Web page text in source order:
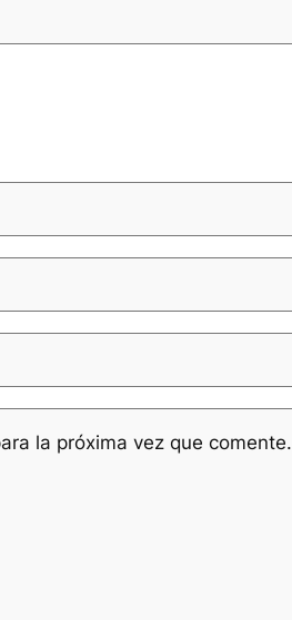
la próxima vez que comente.